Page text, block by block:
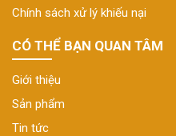
Chính sách xử lý khiếu nại
CÓ THỂ BẠN QUAN TÂM
Giới thiệu
Sản phẩm
Tin tức